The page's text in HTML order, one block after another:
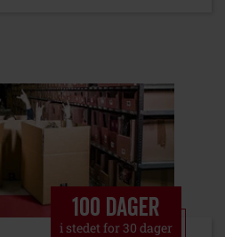
100 dager
i stedet for 30 dager